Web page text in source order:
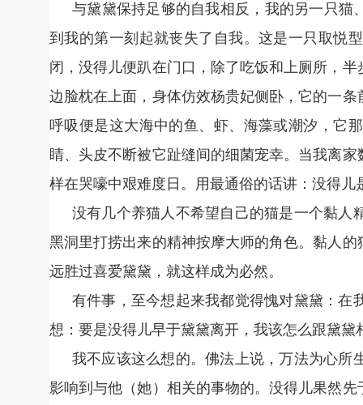
与黛黛保持足够的自我相反，我的另一只猫
到我的第一刻起就丧失了自我。这是一只取悦
闭，没得儿便趴在门口，除了吃饭和上厕所，
边脸枕在上面，身体仿效杨贵妃侧卧，它的一
呼吸便是这大海中的鱼、虾、海藻或潮汐，它
睛、头皮不断被它趾缝间的细菌宠幸。当我离
样在哭嚎中艰难度日。用最通俗的话讲：没得儿
没有几个养猫人不希望自己的猫是一个黏人
黑洞里打捞出来的精神按摩大师的角色。黏人
远胜过喜爱黛黛，就这样成为必然。
有件事，至今想起来我都觉得愧对黛黛：在
想：要是没得儿早于黛黛离开，我该怎么跟黛黛
我不应该这么想的。佛法上说，万法为心所
影响到与他（她）相关的事物的。没得儿果然